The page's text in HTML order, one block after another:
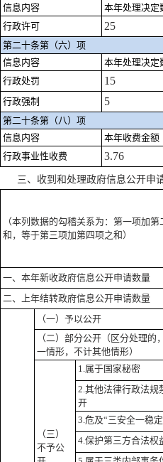
信息内容
本年处理决定
行政许可
25
第二十条第（六）项
信息内容
本年处理决定
行政处罚
15
行政强制 5
第二十条第（八）项
信息内容
本年收费金额
行政事业性收费
3.76
三、收到和处理政府信息公开申
（本列数据的勾稽关系为：第一项加第
和，等于第三项加第四项之和）
一、本年新收政府信息公开申请数量
二、上年结转政府信息公开申请数量
（一）予以公开
（二）部分公开 （区分处理的
一情形，不计其他情形）
（三）
不予公
1.属于国家秘密
2.其他法律行政法规
开
3.危及“三安全一稳
4.保护第三方合法权